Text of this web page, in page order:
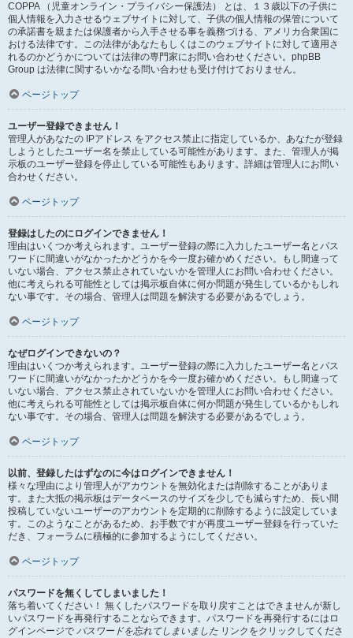
COPPA （児童オンライン・プライバシー保護法） とは、１３歳以下の子供に
個人情報を入力させるウェブサイトに対して、子供の個人情報の保管について
の承諾書を親または保護者から入手させる事を義務づける、アメリカ合衆国に
おける法律です。この法律があなたもしくはこのウェブサイトに対して適用さ
れるのかどうかについては法律の専門家にお問い合わせください。phpBB
Group は法律に関するいかなる問い合わせも受け付けておりません。
ページトップ
ユーザー登録できません！
管理人があなたの IPアドレス をアクセス禁止に指定しているか、あなたが登録
しようとしたユーザー名を禁止している可能性があります。また、管理人が掲
示板のユーザー登録を停止している可能性もあります。詳細は管理人にお問い
合わせください。
ページトップ
登録はしたのにログインできません！
理由はいくつか考えられます。ユーザー登録の際に入力したユーザー名とパス
ワードに間違いがなかったかどうかを今一度お確かめください。もし間違って
いない場合、アクセス禁止されていないかを管理人にお問い合わせください。
他に考えられる可能性としては掲示板自体に何か問題が発生しているかもしれ
ない事です。その場合、管理人は問題を解決する必要があるでしょう。
ページトップ
なぜログインできないの？
理由はいくつか考えられます。ユーザー登録の際に入力したユーザー名とパス
ワードに間違いがなかったかどうかを今一度お確かめください。もし間違って
いない場合、アクセス禁止されていないかを管理人にお問い合わせください。
他に考えられる可能性としては掲示板自体に何か問題が発生しているかもしれ
ない事です。その場合、管理人は問題を解決する必要があるでしょう。
ページトップ
以前、登録したはずなのに今はログインできません！
様々な理由により管理人がアカウントを無効化または削除することがありま
す。また大抵の掲示板はデータベースのサイズを少しでも減らすため、長い間
投稿していないユーザーのアカウントを定期的に削除するように設定していま
す。このようなことがあるため、お手数ですが再度ユーザー登録を行っていた
だき、フォーラムに積極的に参加するようにしてください。
ページトップ
パスワードを無くしてしまいました！
落ち着いてください！ 無くしたパスワードを取り戻すことはできませんが新し
いパスワードを再発行することならできます。パスワードを再発行するにはロ
グインページで パスワードを忘れてしまいました リンクをクリックしてくださ